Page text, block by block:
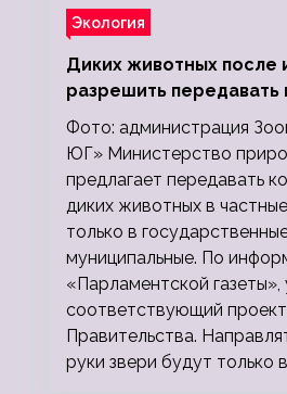
Экология
Диких животных после
разрешить передавать
зоопарки
Фото: администрация
ЮГ» Министерство
предлагает передавать
диких животных в
только в
муниципальные. По
«Парламентской газеты»,
соответствующий
Правительства.
руки звери будут только